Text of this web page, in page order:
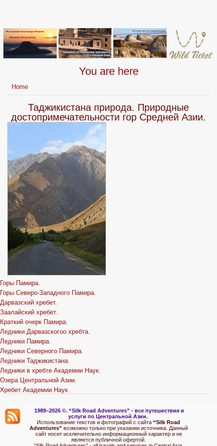
You are here
Home
Таджикистана природа. Природные
достопримечательности гор Средней Азии.
Горы Памира.
Горы Северо-Западного Памира.
Дарвазский хребет.
Заалайский хребет.
Краткий очерк Памира.
Ледники Дарвазскогоо хребта.
Ледники Памира.
Ледники Северного Памира.
Ледники Таджикистана.
Ледники в хребте Академии Наук.
Озера Центральной Азии.
Хребет Академии Наук.
1989–2026 ©. “Silk Road Adventures” - все путешествия и
услуги по Центральной Азии.
Использование текстов и фотографий с сайта “Silk Road
Adventures” возможно только при указании источника. Данный
сайт носит исключительно информационный характер и не
является публичной офертой.